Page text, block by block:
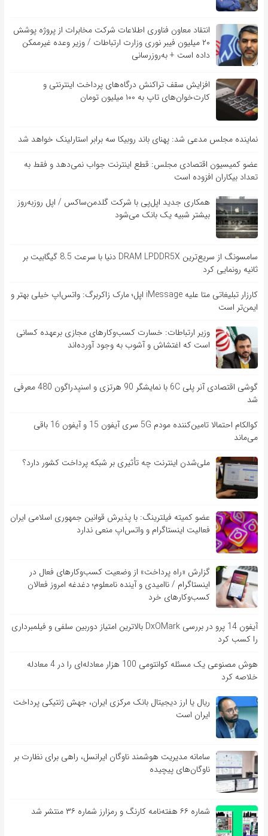
انتقاد معاون فناوری اطلاعات شرکت مخابرات از پروژه پوشش
۲۰ میلیون فیبر نوری وزارت ارتباطات / وزیر وعده غیرممکن
داده است + به‌روزرسانی
افزایش سقف تراکنش درگاه‌های پرداخت اینترنتی و
کارت‌خوان‌های تاپ به ۱۰۰ میلیون تومان
نماینده مجلس مدعی شد: پهنای باند روبیکا سه برابر استارلینک خواهد شد
عضو کمیسیون اقتصادی مجلس: قطع اینترنت جواب نمی‌دهد و فقط به
تعداد بیکاران افزوده است
همکاری جدید اپل‌پی با شرکت گلدمن‌ساکس / اپل روزبه‌روز
بیشتر شبیه یک بانک می‌شود
سامسونگ از سریع‌ترین DRAM LPDDR5X دنیا با سرعت 8.5 گیگابیت بر
ثانیه رونمایی کرد
کارزار تبلیغاتی متا علیه iMessage اپل؛ مارک زاکربرگ: واتس‌اپ خیلی بهتر و
ایمن‌تر است
وزیر ارتباطات: خسارت کسب‌وکارهای مجازی برعهده کسانی
است که اغتشاش و آشوب به وجود آورده‌اند
گوشی اقتصادی آنر پلی 6C با نمایشگر 90 هرتزی و اسنپدراگون 480 معرفی
شد
کوالکام احتمالا تامین‌کننده مودم 5G سری آیفون 15 و آیفون 16 باقی
می‌ماند
ملی‌شدن اینترنت چه تأثیری بر شبکه پرداخت کشور دارد؟
عضو کمیته فیلترینگ: با پذیرش قوانین جمهوری اسلامی ایران
فعالیت اینستاگرام و واتس‌اپ منعی ندارد
گزارش «راه پرداخت» از وضعیت کسب‌وکارهای فعال در
اینستاگرام / ناامیدی و آینده نامعلوم؛ دغدغه امروز فعالان
کسب‌وکارهای خرد
آیفون 14 پرو در بررسی DxOMark بالاترین امتیاز دوربین سلفی و فیلمبرداری
را کسب کرد
هوش مصنوعی یک مسئله کوانتومی 100 هزار معادله‌‎ای را در 4 معادله
خلاصه کرد
ریال یا ارز دیجیتال بانک مرکزی ایران، جهش ژنتیکی پرداخت
ایران است
سامانه مدیریت هوشمند ناوگان ایرانسل، راهی برای نظارت بر
ناوگان‌های پیچیده
شماره ۶۶ هفته‌نامه کارنگ و رمزارز شماره ۳۶ منتشر شد